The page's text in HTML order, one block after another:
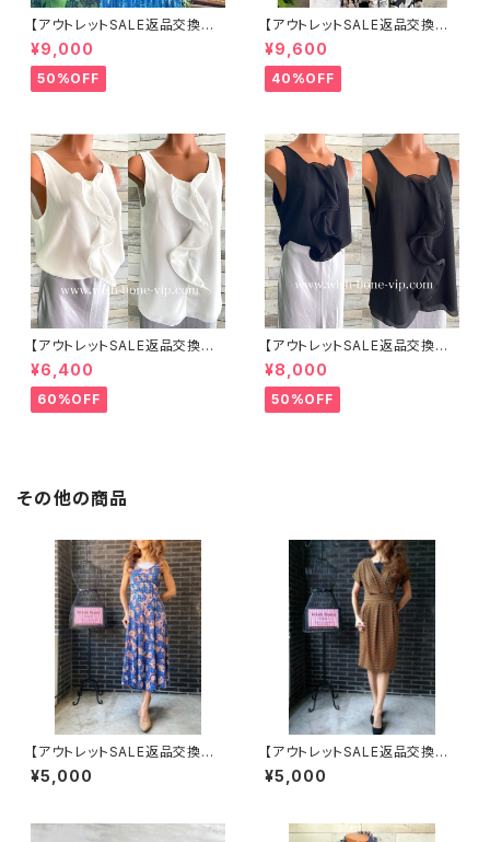
【アウトレットSALE返品交換不
可8/20まで】イタリア製ロング・
マキシスカート＆トップス セット
アップ /ホワイト＆ブルー(S)(M)
(L)
¥9,000
50%OFF
【アウトレットSALE返品交換不
可8/20まで】イタリア製サマー
ジャケット｜Made in ITALY｜
リネン麻 飾りエリ ジャケット/ホ
ワイト
¥9,600
40%OFF
【アウトレットSALE返品交換不
可8/20まで】イタリア製 CASA
DEILUCA ITALY｜前フリル＆B
IGフリルトップス /ホワイト
¥6,400
60%OFF
【アウトレットSALE返品交換不
可8/20まで】イタリア製 CASA
DEILUCA ITALY｜前フリル＆B
IGフリルトップス /ブラック
¥8,000
50%OFF
その他の商品
【アウトレットSALE返品交換不
可8/20まで】フランス製インポ
ート・ロング丈マキシワンピース
¥5,000
【アウトレットSALE返品交換不
可8/20まで】フランス製インポ
ートワンピース｜LONNKEL P
ン系
¥5,000